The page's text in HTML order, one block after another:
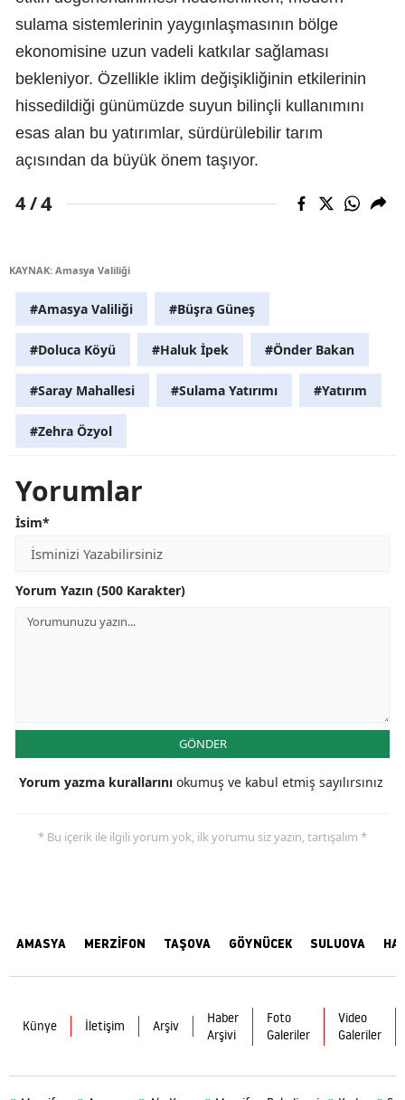
sulama sistemlerinin yaygınlaşmasının bölge
ekonomisine uzun vadeli katkılar sağlaması
bekleniyor. Özellikle iklim değişikliğinin etkilerinin
hissedildiği günümüzde suyun bilinçli kullanımını
esas alan bu yatırımlar, sürdürülebilir tarım
açısından da büyük önem taşıyor.
4 /4
KAYNAK: Amasya Valiliği
#Amasya Valiliği #Büşra Güneş
#Doluca Köyü #Haluk İpek #Önder Bakan
#Saray Mahallesi #Sulama Yatırımı #Yatırım
#Zehra Özyol
Yorumlar
İsim*
Yorum Yazın (500 Karakter)
GÖNDER
Yorum yazma kurallarını okumuş ve kabul etmiş sayılırsınız
* Bu içerik ile ilgili yorum yok, ilk yorumu siz yazın, tartışalım *
AMASYA MERZİFON TAŞOVA GÖYNÜCEK SULUOVA
Künye İletişim Arşiv
Haber
Arşivi
Foto
Galeriler
Video
Galeriler